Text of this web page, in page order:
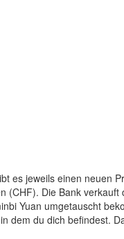
es jeweils einen neuen
Die Bank
Yuan umgetauscht
dem du dich befindest.